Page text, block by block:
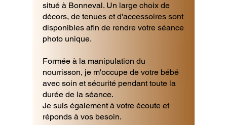
situé à Bonneval. Un large choix de
décors, de tenues et d'accessoires sont
disponibles afin de rendre votre séance
photo unique.
Formée à la manipulation du
nourrisson, je m'occupe de votre bébé
avec soin et sécurité pendant toute la
durée de la séance.
Je suis également à votre écoute et
réponds à vos besoin.